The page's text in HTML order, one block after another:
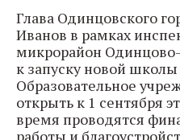
Глава Одинцовского
Иванов в рамках
микрорайон
к запуску новой
Образовательное
открыть к 1 сентября
время проводятся
работы и